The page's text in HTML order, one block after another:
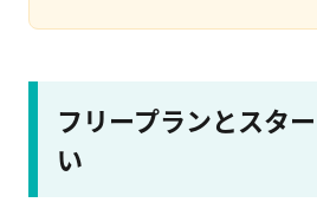
フリープランとスタ
い